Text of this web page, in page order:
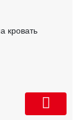
кровать